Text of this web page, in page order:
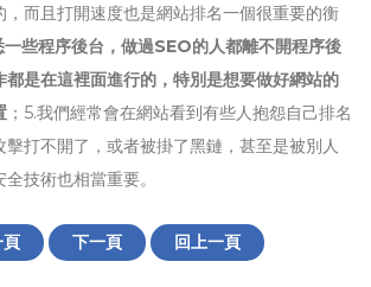
，而且打開速度也是網站排名一個很重要的衡
一些程序後台，做過SEO的人都離不開程序後
都是在這裡面進行的，特別是想要做好網站的
；5.我們經常會在網站看到有些人抱怨自己排名
打不開了，或者被掛了黑鏈，甚至是被別人
技術也相當重要。
頁 下一頁 回上一頁